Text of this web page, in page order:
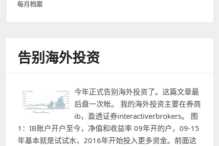
每月档案
告别海外投资
今年正式告别海外投资了。这篇文章最
后盘一次帐。 我的海外投资主要在券商
ib，盈透证券interactiverbrokers。 图
1：IB账户开户至今，净值和收益率 09年开的户，09-15
年基本就是试试水，2016年开始投入更多资金。前面这